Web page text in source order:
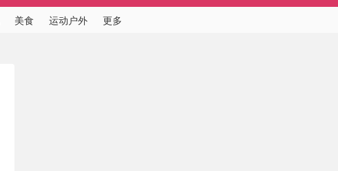
美食 运动户外 更多